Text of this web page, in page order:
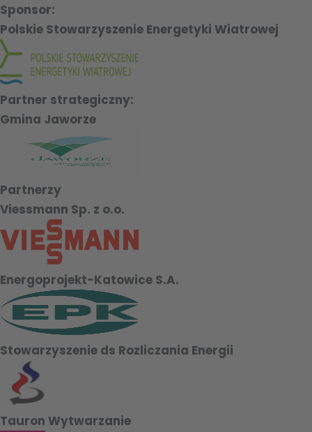
Sponsor:
Polskie Stowarzyszenie Energetyki Wiatrowej
Partner strategiczny:
Gmina Jaworze
Partnerzy
Viessmann Sp. z o.o.
Energoprojekt-Katowice S.A.
Stowarzyszenie ds Rozliczania Energii
Tauron Wytwarzanie